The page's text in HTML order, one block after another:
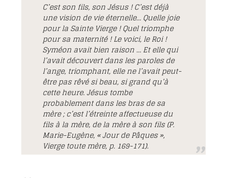
C’est son fils, son Jésus ! C’est déjà
une vision de vie éternelle… Quelle joie
pour la Sainte Vierge ! Quel triomphe
pour sa maternité ! Le voici, le Roi !
Syméon avait bien raison … Et elle qui
l’avait découvert dans les paroles de
l’ange, triomphant, elle ne l’avait peut-
être pas rêvé si beau, si grand qu’à
cette heure. Jésus tombe
probablement dans les bras de sa
mère ; c’est l’étreinte affectueuse du
fils à la mère, de la mère à son fils (P.
Marie-Eugène, « Jour de Pâques »,
Vierge toute mère, p. 169-171).